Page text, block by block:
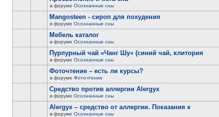
в форуме Осознанные сны
Mangosteen - сироп для похудения
в форуме Осознанные сны
Мебель каталог
в форуме Осознанные сны
Пурпурный чай «Чанг Шу» (синий чай, клитория
в форуме Осознанные сны
Фоточтение – есть ли курсы?
в форуме Фоточтение
Cредство против аллергии Alergyx
в форуме Осознанные сны
Alergyx – средство от аллергии. Показания к
в форуме Осознанные сны